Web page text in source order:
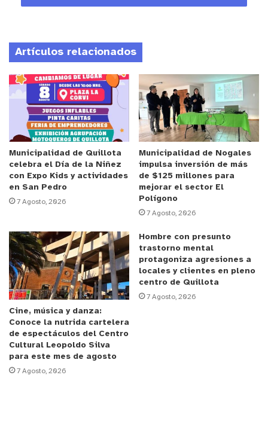
académica de la Universidad de Tarapacá, Juliana
por pasos no habilitados, particularmente, de NNA
de nacionalidad venezolana”. Ante este panorama,
examinan las principales respuestas que se han
generado por parte del ordenamiento jurídico
chileno, así como la correspondencia de las
medidas adoptadas frente a los estándares
internacionales sobre protección de infancia y
adolescencia.
Anuncio Patrocinado
En Chile la inmigración de personas ha
experimentado un alza sustancial en el último
tiempo. En particular, los desplazamientos en
contexto de movilidad forzada se han
incrementado en número y en precariedad,
afectando en especial a la infancia y adolescencia.
En este sentido, el estudio da cuenta que “aunque
los NNA constituyen una población en situación de
Artículos relacionados
Municipalidad de Quillota
celebra el Día de la Niñez
con Expo Kids y actividades
en San Pedro
7 Agosto, 2026
Municipalidad de Nogales
impulsa inversión de más
de $125 millones para
mejorar el sector El
Polígono
7 Agosto, 2026
Cine, música y danza:
Conoce la nutrida cartelera
de espectáculos del Centro
Cultural Leopoldo Silva
para este mes de agosto
7 Agosto, 2026
Hombre con presunto
trastorno mental
protagoniza agresiones a
locales y clientes en pleno
centro de Quillota
7 Agosto, 2026